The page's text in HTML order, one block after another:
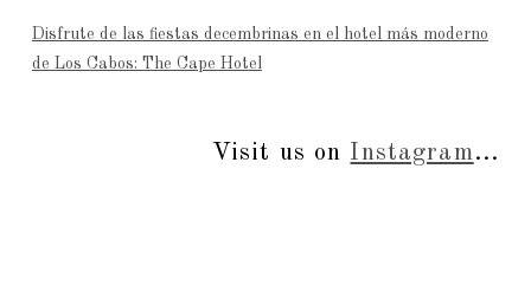
Disfrute de las fiestas decembrinas en el hotel más moderno
de Los Cabos: The Cape Hotel
Visit us on Instagram...